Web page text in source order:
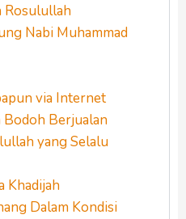
Rosulullah
Nabi Muhammad
via Internet
Bodoh Berjualan
yang Selalu
Khadijah
Dalam Kondisi